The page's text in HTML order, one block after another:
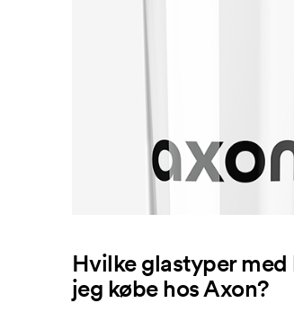
Hvilke glastyper med
jeg købe hos Axon?